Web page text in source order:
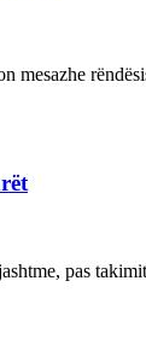
mesazhe
pas